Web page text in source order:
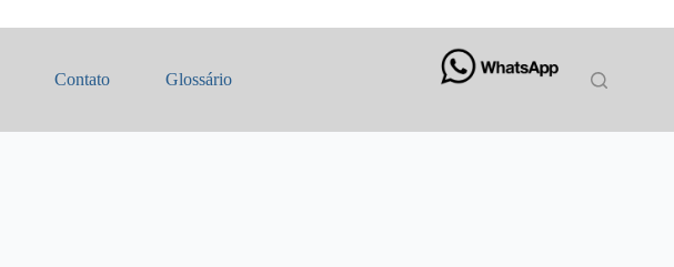
Contato Glossário